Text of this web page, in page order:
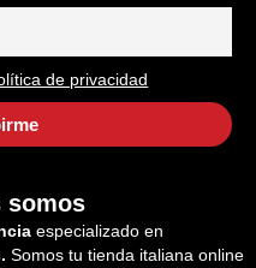
de privacidad
somos
especializado en
Somos tu tienda italiana online